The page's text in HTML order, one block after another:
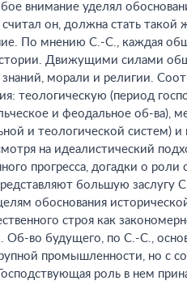
внимание уделял
он, должна стать
По мнению С.-С., каждая
Движущими силами
знаний, морали и религии.
теологическую (период
и феодальное об-ва),
и теологической систем)
на идеалистический
прогресса, догадки о роли
большую заслугу
обоснования
строя как
во будущего, по С.-С.,
промышленности, но с
роль в нем